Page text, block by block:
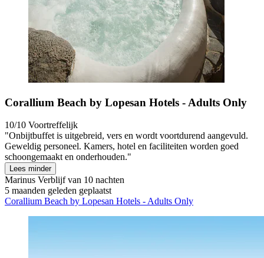
Corallium Beach by Lopesan Hotels - Adults Only
10/10 Voortreffelijk
"Onbijtbuffet is uitgebreid, vers en wordt voortdurend aangevuld.
Geweldig personeel. Kamers, hotel en faciliteiten worden goed
schoongemaakt en onderhouden."
Lees minder
Marinus Verblijf van 10 nachten
5 maanden geleden geplaatst
Corallium Beach by Lopesan Hotels - Adults Only